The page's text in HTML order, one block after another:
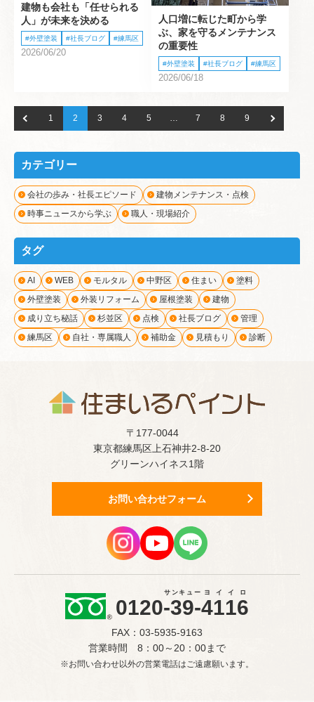
建物も会社も「任せられる
人」が未来を決める
外壁塗装 社長ブログ 練馬区
2026/06/20
人口増に転じた町から学
ぶ、家を守るメンテナンス
の重要性
外壁塗装 社長ブログ 練馬区
2026/06/18
1 2 3 4 5 7 8 9
カテゴリー
会社の歩み・社長エピソード
建物メンテナンス・点検
時事ニュースから学ぶ
職人・現場紹介
タグ
AI WEB モルタル 中野区 住まい
塗料
外壁塗装
外装リフォーム 屋根塗装
建物
成り立ち秘話
杉並区 点検 社長ブログ
管理
練馬区
自社・専属職人 補助金 見積もり 診断
〒177-0044
東京都練馬区上石神井2-8-20
グリーンハイネス1階
お問い合わせフォーム
0120-39-
サンキュー
4116
ヨイイロ
FAX：03-5935-9163
営業時間 8：00～20：00まで
※お問い合わせ以外の営業電話はご遠慮願います。